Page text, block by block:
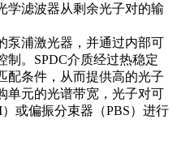
学滤波器从剩余光子对的输
泵浦激光器，并通过内部可
制。SPDC介质经过热稳定
配条件，从而提供高的光子
单元的光谱带宽，光子对可
或偏振分束器（PBS）进行